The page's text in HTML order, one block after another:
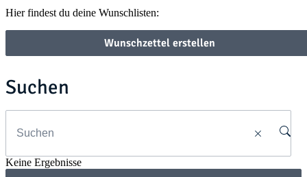
Hier findest du deine Wunschlisten:
Wunschzettel erstellen
Suchen
Keine Ergebnisse